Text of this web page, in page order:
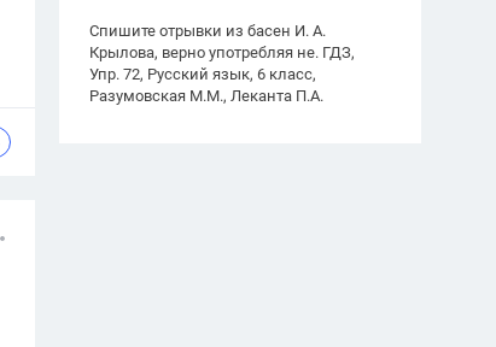
Спишите отрывки из басен И. А.
Крылова, верно употребляя не. ГДЗ,
Упр. 72, Русский язык, 6 класс,
Разумовская М.М., Леканта П.А.